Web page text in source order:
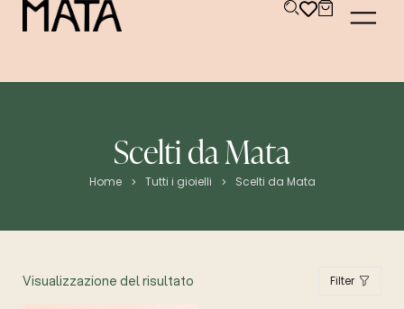
Scelti da Mata
Home > Tutti i gioielli > Scelti da Mata
Visualizzazione del risultato Filter